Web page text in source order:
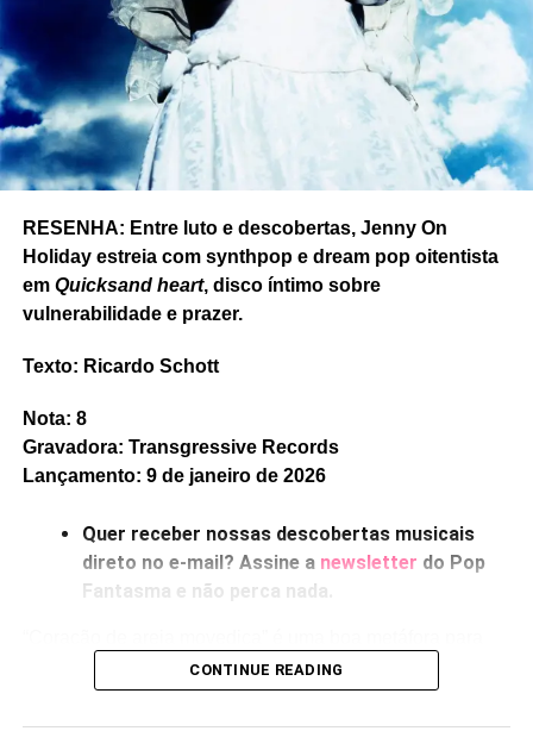
agendado para agosto. Um disco que, explicam-
confundem eles, será “sobre tempo, dinossauros e
espaço”.
INDIGO DE SOUZA, “CRYING OVER NOTHING”.
música é sobre uma dor que transcende a razão. Uma dor
RESENHA: Entre luto e descobertas, Jenny On
Holiday estreia com synthpop e dream pop oitentista
em Quicksand heart, disco íntimo sobre
vulnerabilidade e prazer.
Texto: Ricardo Schott
Nota: 8
Gravadora: Transgressive Records
Lançamento: 9 de janeiro de 2026
Quer receber nossas descobertas musicais
direto no e-mail? Assine a newsletter do Pop
Fantasma e não perca nada.
falar de profundidades sentimentais, ou de fragilidades,
ou de perdas – e esses três temas surgem o tempo todo
emQuicksand heart,estreia solo de Jenny Hollingworth,
CONTINUE READING